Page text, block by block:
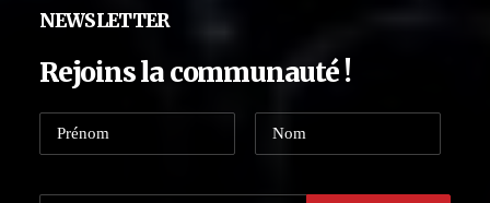
NEWSLETTER
Rejoins la communauté !